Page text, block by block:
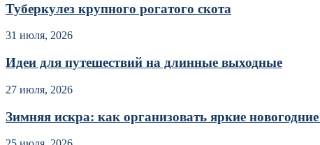
Туберкулез крупного рогатого скота
31 июля, 2026
Идеи для путешествий на длинные выходные
27 июля, 2026
Зимняя искра: как организовать яркие